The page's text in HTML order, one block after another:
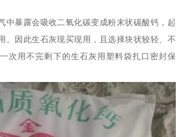
中暴露会吸收二氧化碳变成粉末状碳酸钙，起
。因此生石灰现买现用，且选择块状较轻、不
次用不完剩下的生石灰用塑料袋扎口密封保